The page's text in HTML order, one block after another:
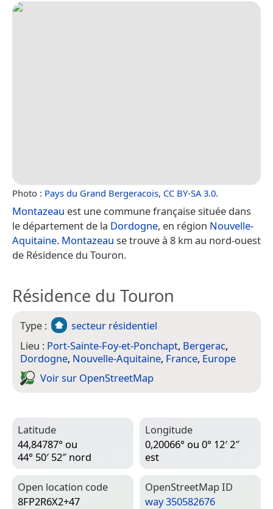
Photo : Pays du Grand Bergeracois, CC BY-SA 3.0.
Montazeau est une commune française située dans
le département de la Dordogne, en région Nouvelle-
Aquitaine. Montazeau se trouve à 8 km au nord-ouest
de Résidence du Touron.
Résidence du Touron
Type :
secteur résidentiel
Lieu : Port-Sainte-Foy-et-Ponchapt, Bergerac,
Dordogne, Nouvelle-Aquitaine, France, Europe
Voir sur Open­Street­Map
Latitude
44,84787° ou
44° 50′ 52″ nord
Longitude
0,20066° ou 0° 12′ 2″
est
Open location code
8FP2R6X2+47
Open­Street­Map ID
way 350582676